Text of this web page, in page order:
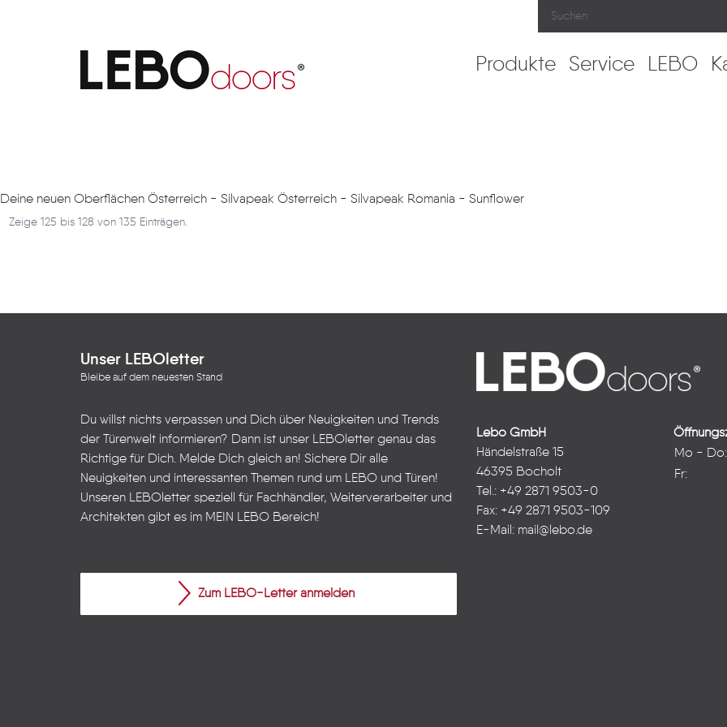
Produkte Service LEBO
Deine neuen Oberflächen Österreich - Silvapeak Österreich - Silvapeak Romania - Sunflower
Zeige 125 bis 128 von 135 Einträgen.
Unser LEBOletter
Bleibe auf dem neuesten Stand
Du willst nichts verpassen und Dich über Neuigkeiten und Trends
der Türenwelt informieren? Dann ist unser LEBOletter genau das
Richtige für Dich. Melde Dich gleich an! Sichere Dir alle
Neuigkeiten und interessanten Themen rund um LEBO und Türen!
Unseren LEBOletter speziell für Fachhändler, Weiterverarbeiter und
Architekten gibt es im MEIN LEBO Bereich!
Zum LEBO-Letter anmelden
Lebo GmbH
Händelstraße 15
46395 Bocholt
Tel.: +49 2871 9503-0
Fax: +49 2871 9503-109
E-Mail: mail@lebo.de
Mo - Do:
Fr: